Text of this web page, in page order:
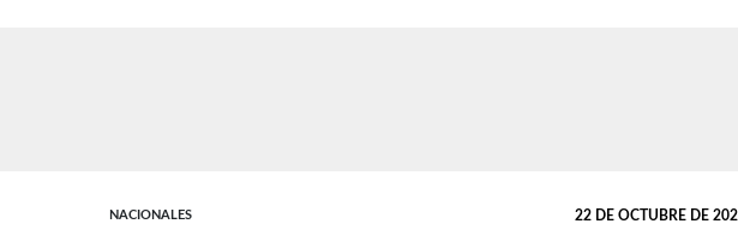
NACIONALES 22 DE OCTUBRE DE